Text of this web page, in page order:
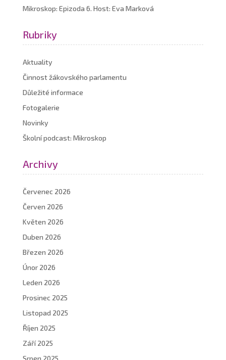
Mikroskop: Epizoda 6. Host: Eva Marková
Rubriky
Aktuality
Činnost žákovského parlamentu
Důležité informace
Fotogalerie
Novinky
Školní podcast: Mikroskop
Archivy
Červenec 2026
Červen 2026
Květen 2026
Duben 2026
Březen 2026
Únor 2026
Leden 2026
Prosinec 2025
Listopad 2025
Říjen 2025
Září 2025
Srpen 2025